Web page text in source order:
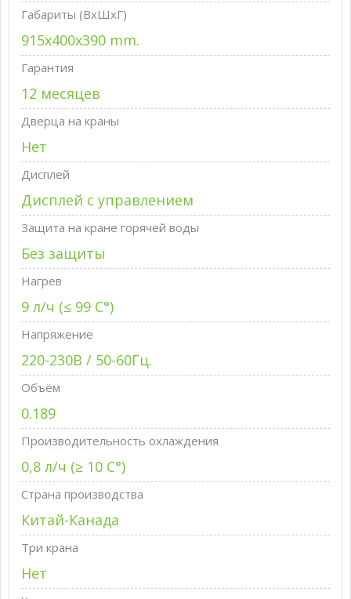
Габариты (ВxШxГ)
915x400x390 mm.
Гарантия
12 месяцев
Дверца на краны
Нет
Дисплей
Дисплей с управлением
Защита на кране горячей воды
Без защиты
Нагрев
9 л/ч (≤ 99 C°)
Напряжение
220-230В / 50-60Гц.
Объём
0.189
Производительность охлаждения
0,8 л/ч (≥ 10 C°)
Страна производства
Китай-Канада
Три крана
Нет